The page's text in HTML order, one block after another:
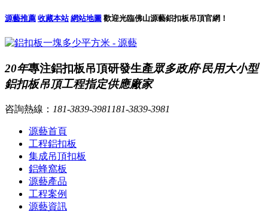
源藝推薦 收藏本站 網站地圖 歡迎光臨佛山源藝鋁扣板吊頂官網！
20年專注鋁扣板吊頂研發生產眾多政府·民用大小型
鋁扣板吊頂工程指定供應廠家
咨詢熱線： 181-3839-3981 181-3839-3981
源藝首頁
工程鋁扣板
集成吊頂扣板
鋁蜂窩板
源藝產品
工程案例
源藝資訊